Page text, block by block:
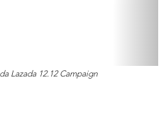
Lazada 12.12 Campaign